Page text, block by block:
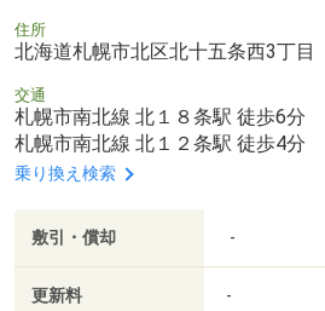
住所
北海道札幌市北区北十五条西3丁目
交通
札幌市南北線 北１８条駅 徒歩6分
札幌市南北線 北１２条駅 徒歩4分
乗り換え検索
敷引・償却 -
更新料 -